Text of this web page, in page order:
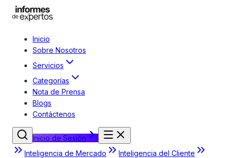
Inicio
Sobre Nosotros
Servicios
Categorías
Nota de Prensa
Blogs
Contáctenos
Inicio de Sesión
Inteligencia de Mercado
Inteligencia del Cliente